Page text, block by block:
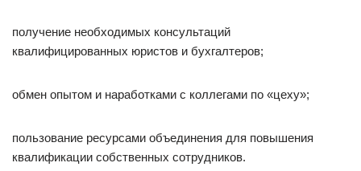
получение необходимых консультаций
квалифицированных юристов и бухгалтеров;
обмен опытом и наработками с коллегами по «цеху»;
пользование ресурсами объединения для повышения
квалификации собственных сотрудников.